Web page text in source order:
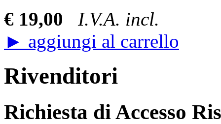
€ 19,00
I.V.A. incl.
► aggiungi al carrello
Rivenditori
Richiesta di Accesso